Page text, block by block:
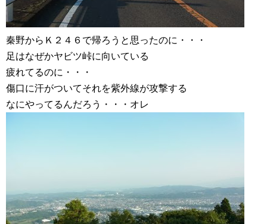
秦野からＫ２４６で帰ろうと思ったのに・・・
足はなぜかヤビツ峠に向いている
疲れてるのに・・・
傷口に汗がついてそれを紫外線が攻撃する
なにやってるんだろう・・・オレ